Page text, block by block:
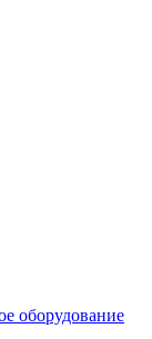
оборудование